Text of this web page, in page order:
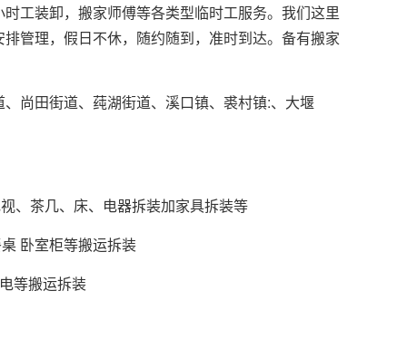
工装卸，搬家师傅等各类型临时工服务。我们这里
管理，假日不休，随约随到，准时到达。备有搬家
尚田街道、莼湖街道、溪口镇、裘村镇:、大堰
、茶几、床、电器拆装加家具拆装等
卧室柜等搬运拆装
等搬运拆装